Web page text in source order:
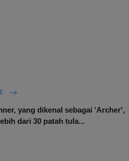
yang dikenal sebagai 'Archer',
dari 30 patah tula...